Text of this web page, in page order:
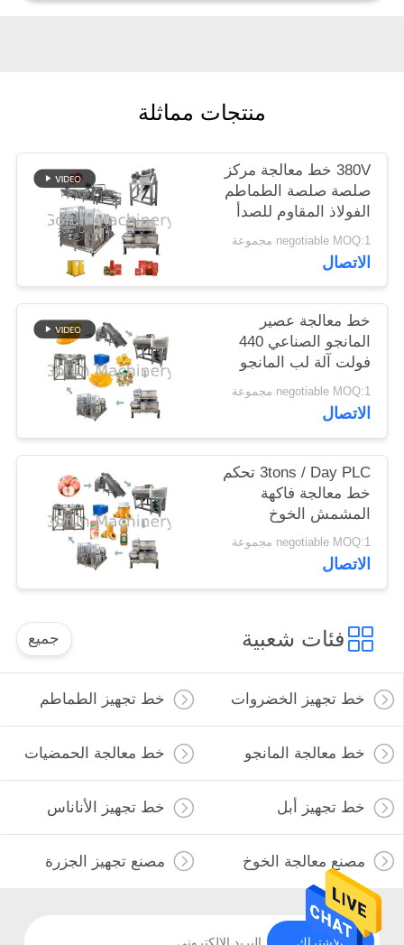
حالات
اطلب
اقتباس
خريطة
الموقع
سياسة
الخصوصية
منتجات مماثلة
380V خط معالجة مركز
صلصة صلصة الطماطم
الفولاذ المقاوم للصدأ
304 مادة
negotiable MOQ:1 مجموعة
الاتصال
خط معالجة عصير
المانجو الصناعي 440
فولت آلة لب المانجو
negotiable MOQ:1 مجموعة
الاتصال
3tons / Day PLC تحكم
خط معالجة فاكهة
المشمش الخوخ
negotiable MOQ:1 مجموعة
الاتصال
فئات شعبية جميع
خط تجهيز الخضروات خط تجهيز الطماطم
خط معالجة المانجو خط معالجة الحمضيات
خط تجهيز أبل خط تجهيز الأناناس
مصنع معالجة الخوخ مصنع تجهيز الجزرة
الاشتراك